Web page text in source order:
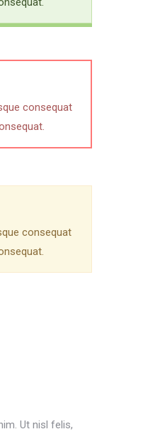
consequat
consequat
Ut nisl felis,